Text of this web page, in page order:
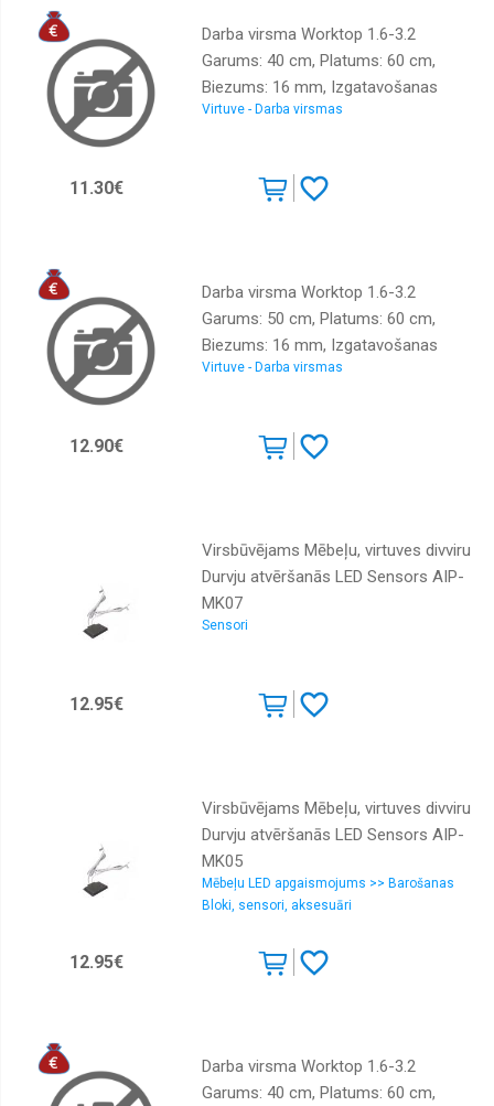
Darba virsma Worktop 1.6-3.2
Garums: 40 cm, Platums: 60 cm,
Biezums: 16 mm, Izgatavošanas
materiāls: LKSP + PVH, Krāsa: ozols
Virtuve - Darba virsmas
11.30€
Darba virsma Worktop 1.6-3.2
Garums: 50 cm, Platums: 60 cm,
Biezums: 16 mm, Izgatavošanas
materiāls: LKSP + PVH, Krāsa: ozols
Virtuve - Darba virsmas
12.90€
Virsbūvējams Mēbeļu, virtuves divviru
Durvju atvēršanās LED Sensors AIP-
MK07
Sensori
12.95€
Virsbūvējams Mēbeļu, virtuves divviru
Durvju atvēršanās LED Sensors AIP-
MK05
Mēbeļu LED apgaismojums >> Barošanas
Bloki, sensori, aksesuāri
12.95€
Darba virsma Worktop 1.6-3.2
Garums: 40 cm, Platums: 60 cm,